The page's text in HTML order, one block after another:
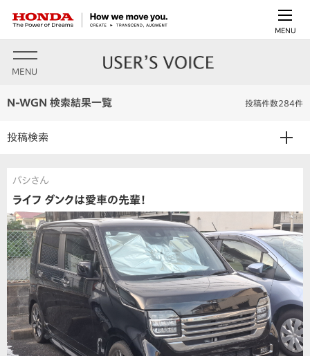
MENU
MENU
N-WGN 検索結果一覧 投稿件数284件
投稿検索
バシさん
ライフ ダンクは愛車の先輩！